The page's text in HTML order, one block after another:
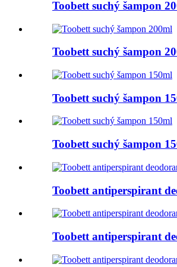
Toobett suchý šampon
Toobett suchý šampon
Toobett suchý šampon
Toobett suchý šampon
Toobett antiperspirant
Toobett antiperspirant